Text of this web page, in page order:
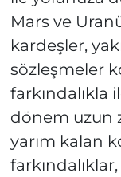
Mars ve
kardeşler,
sözleşmeler
farkındalıkla
dönem uzun
yarım kalan